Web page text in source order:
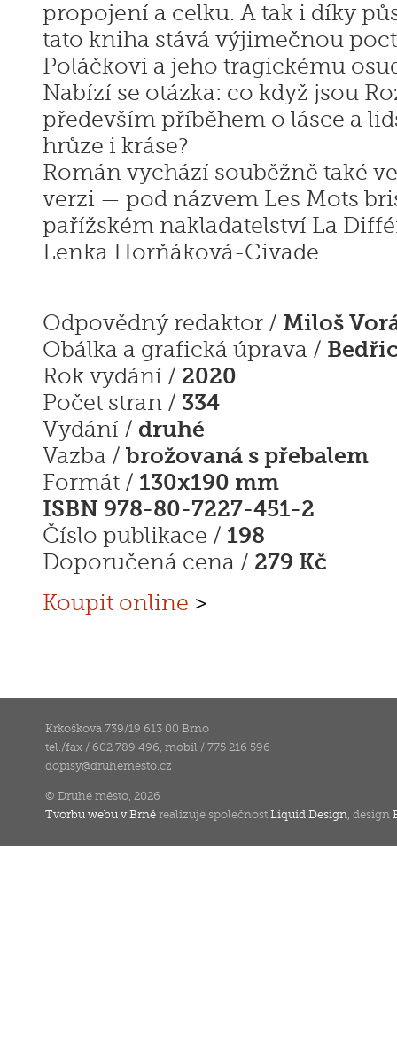
propojení a celku. A tak i díky
tato kniha stává výjimečnou
Poláčkovi a jeho tragickému
Nabízí se otázka: co když jsou
především příběhem o lásce a
hrůze i kráse?
Román vychází souběžně také
verzi — pod názvem Les Mots
pařížském nakladatelství La
Lenka Horňáková-Civade
Odpovědný redaktor / Miloš
Obálka a grafická úprava /
Rok vydání / 2020
Počet stran / 334
Vydání / druhé
Vazba / brožovaná s přebalem
Formát / 130x190 mm
ISBN 978-80-7227-451-2
Číslo publikace / 198
Doporučená cena / 279 Kč
Koupit online >
Krkoškova 739/19 613 00 Brno
tel./fax / 602 789 496, mobil / 775 216 596
dopisy@druhemesto.cz
© Druhé město, 2026
Tvorbu webu v Brně realizuje společnostLiquid Design , design